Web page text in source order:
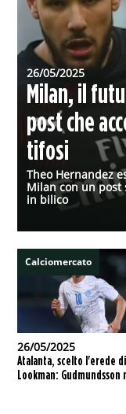
26/05/2025
Milan, il
post che
tifosi
Theo Hernandez
Milan con un post
in bilico
Calciomercato
26/05/2025
Atalanta, scelto l'erede di
Lookman: Gudmundsson